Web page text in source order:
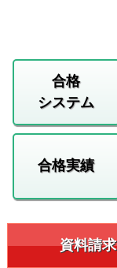
合格
システム
合格実績
資料請求